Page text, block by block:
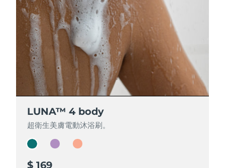
LUNA™ 4 body
超衛生美膚電動沐浴刷。
$ 169
LUNA™ 4 body
超衛生美膚電動沐浴刷。
$ 159
LUNA™ 4 body
超衛生美膚電動沐浴刷。
$ 149